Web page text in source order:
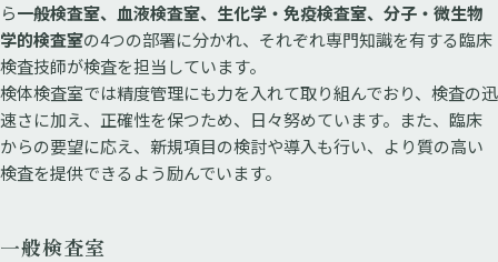
ら一般検査室、血液検査室、生化学・免疫検査室、分子・微生物
学的検査室の4つの部署に分かれ、それぞれ専門知識を有する臨床
検査技師が検査を担当しています。
検体検査室では精度管理にも力を入れて取り組んでおり、検査の迅
速さに加え、正確性を保つため、日々努めています。また、臨床
からの要望に応え、新規項目の検討や導入も行い、より質の高い
検査を提供できるよう励んでいます。
一般検査室